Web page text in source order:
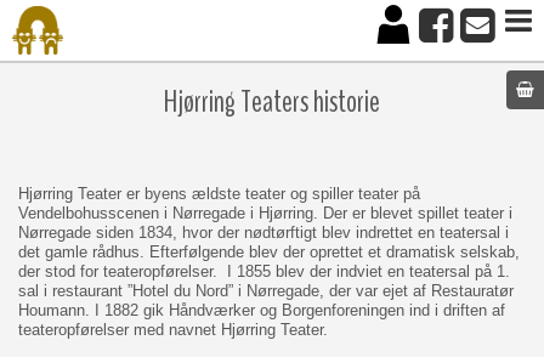
Hjørring Teaters historie
Hjørring Teater er byens ældste teater og spiller teater på
Vendelbohusscenen i Nørregade i Hjørring. Der er blevet spillet teater i
Nørregade siden 1834, hvor der nødtørftigt blev indrettet en teatersal i
det gamle rådhus. Efterfølgende blev der oprettet et dramatisk selskab,
der stod for teateropførelser. I 1855 blev der indviet en teatersal på 1.
sal i restaurant ”Hotel du Nord” i Nørregade, der var ejet af Restauratør
Houmann. I 1882 gik Håndværker og Borgenforeningen ind i driften af
teateropførelser med navnet Hjørring Teater.